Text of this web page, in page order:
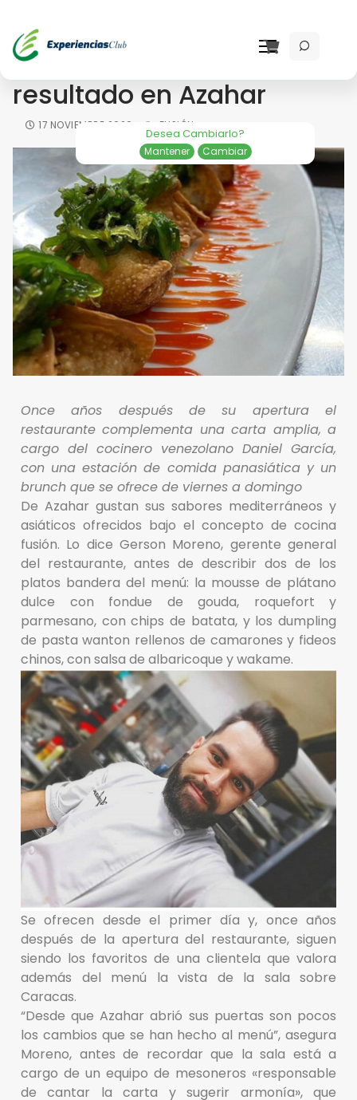
Desea Cambiarlo?
Mantener Cambiar
El menú fusión dio
resultado en Azahar
17 NOVIEMBRE 2020 FUSIÓN
Once años después de su apertura el
restaurante complementa una carta amplia, a
cargo del cocinero venezolano Daniel García,
con una estación de comida panasiática y un
brunch que se ofrece de viernes a domingo
De Azahar gustan sus sabores mediterráneos y
asiáticos ofrecidos bajo el concepto de cocina
fusión. Lo dice Gerson Moreno, gerente general
del restaurante, antes de describir dos de los
platos bandera del menú: la mousse de plátano
dulce con fondue de gouda, roquefort y
parmesano, con chips de batata, y los dumpling
de pasta wanton rellenos de camarones y fideos
chinos, con salsa de albaricoque y wakame.
Se ofrecen desde el primer día y, once años
después de la apertura del restaurante, siguen
siendo los favoritos de una clientela que valora
además del menú la vista de la sala sobre
Caracas.
“Desde que Azahar abrió sus puertas son pocos
los cambios que se han hecho al menú”, asegura
Moreno, antes de recordar que la sala está a
cargo de un equipo de mesoneros «responsable
de cantar la carta y sugerir armonía», que